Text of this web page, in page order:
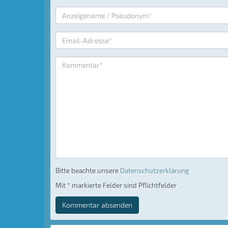
Bitte beachte unsere Datenschutzerklärung
Mit * markierte Felder sind Pflichtfelder
Kommentar absenden